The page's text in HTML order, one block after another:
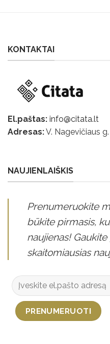
KONTAKTAI
El.paštas: info@citata.lt
Adresas:V. Nagevičiaus
NAUJIENLAIŠKIS
Prenumeruokite
būkite pirmasis,
naujienas!
skaitomiausias